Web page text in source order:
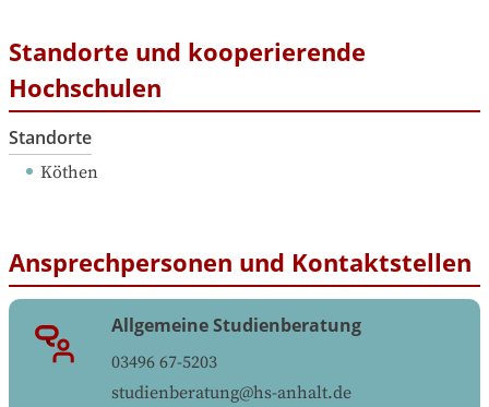
Standorte und kooperierende
Hochschulen
Standorte
Köthen
Ansprechpersonen und Kontaktstellen
Allgemeine Studienberatung
03496 67-5203
studienberatung@hs-anhalt.de